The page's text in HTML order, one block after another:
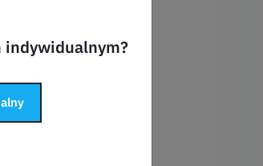
indywidualnym?